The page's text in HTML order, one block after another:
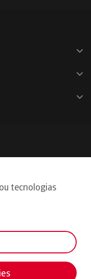
tecnologias